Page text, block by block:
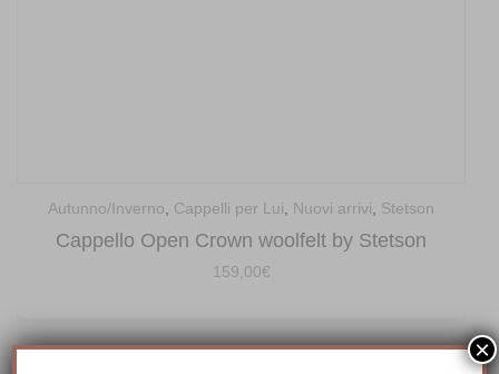
Autunno/Inverno, Cappelli per Lui, Nuovi arrivi, Stetson
Cappello Open Crown woolfelt by Stetson
159,00€
×